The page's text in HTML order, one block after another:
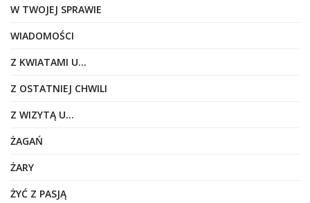
W TWOJEJ SPRAWIE
WIADOMOŚCI
Z KWIATAMI U…
Z OSTATNIEJ CHWILI
Z WIZYTĄ U…
ŻAGAŃ
ŻARY
ŻYĆ Z PASJĄ